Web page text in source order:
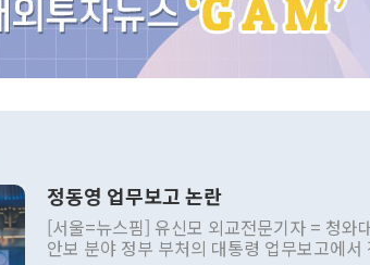
정동영 업무보고 논란
[서울=뉴스핌] 유신모 외교전문기자 = 청와
안보 분야 정부 부처의 대통령 업무보고에